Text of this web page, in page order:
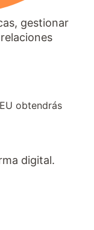
gestionar
obtendrás
digital.